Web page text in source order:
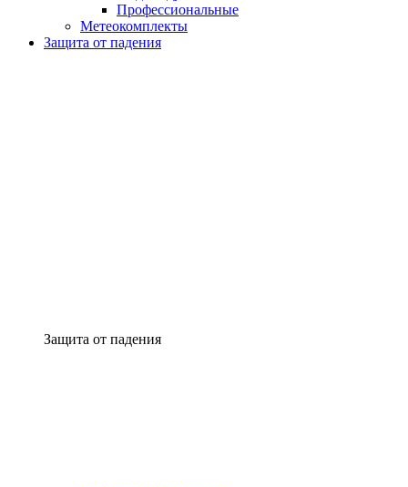
Профессиональные
Метеокомплекты
Защита от падения
Защита от падения